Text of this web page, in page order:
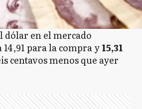
dólar en el mercado
14,91 para la compra y15,31
centavos menos que ayer